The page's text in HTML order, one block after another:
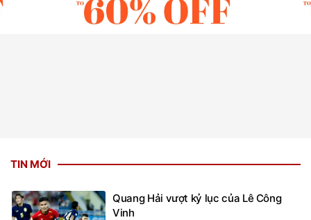
TIN MỚI
Quang Hải vượt kỷ lục của Lê Công
Vinh